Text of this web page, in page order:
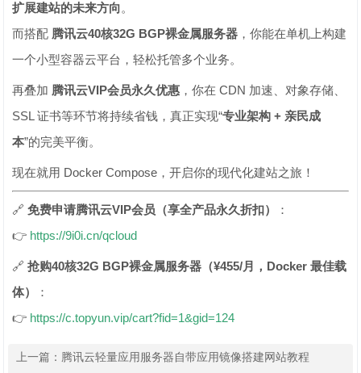
扩展建站的未来方向。
而搭配 腾讯云40核32G BGP裸金属服务器 ，你能在单机上构建
一个小型容器云平台，轻松托管多个业务。
再叠加 腾讯云VIP会员永久优惠 ，你在 CDN 加速、对象存储、
SSL 证书等环节将持续省钱，真正实现“专业架构 + 亲民成
本”的完美平衡。
现在就用 Docker Compose，开启你的现代化建站之旅！
🔗免费申请腾讯云VIP会员（享全产品永久折扣）
：
👉 https://9i0i.cn/qcloud
🔗抢购40核32G BGP裸金属服务器（¥455/月，Docker 最佳载
体）
：
👉 https://c.topyun.vip/cart?fid=1&gid=124
上一篇： 腾讯云轻量应用服务器自带应用镜像搭建网站教程